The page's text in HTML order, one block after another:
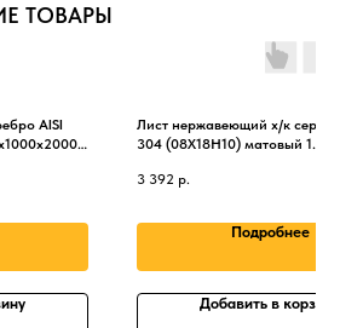
ТОВАРЫ
AISI
Лист нержавеющий х/к
304 (08Х18Н10) матовый
3 392 р.
Подробнее
Добавить в корзину